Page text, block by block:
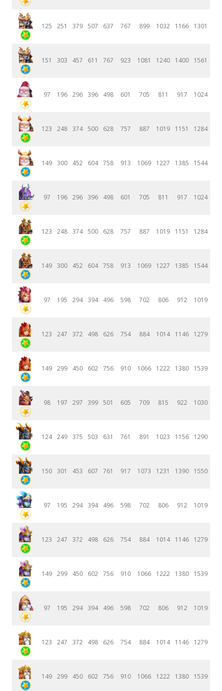
125 251 379 507 637 767 899 1032 1166 1301
151 303 457 611 767 923 1081 1240 1400 1561
97 196 296 396 498 601 705 811 917 1024
123 248 374 500 628 757 887 1019 1151 1284
149 300 452 604 758 913 1069 1227 1385 1544
97 196 296 396 498 601 705 811 917 1024
123 248 374 500 628 757 887 1019 1151 1284
149 300 452 604 758 913 1069 1227 1385 1544
97 195 294 394 496 598 702 806 912 1019
123 247 372 498 626 754 884 1014 1146 1279
149 299 450 602 756 910 1066 1222 1380 1539
98 197 297 399 501 605 709 815 922 1030
124 249 375 503 631 761 891 1023 1156 1290
150 301 453 607 761 917 1073 1231 1390 1550
97 195 294 394 496 598 702 806 912 1019
123 247 372 498 626 754 884 1014 1146 1279
149 299 450 602 756 910 1066 1222 1380 1539
97 195 294 394 496 598 702 806 912 1019
123 247 372 498 626 754 884 1014 1146 1279
149 299 450 602 756 910 1066 1222 1380 1539